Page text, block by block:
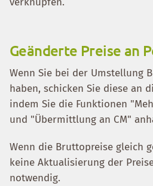
Geänderte Preise an
Wenn Sie bei der Umstellung
haben, schicken Sie diese an
indem Sie die Funktionen
und "Übermittlung an CM"
Wenn die Bruttopreise gleich
keine Aktualisierung der
notwendig.